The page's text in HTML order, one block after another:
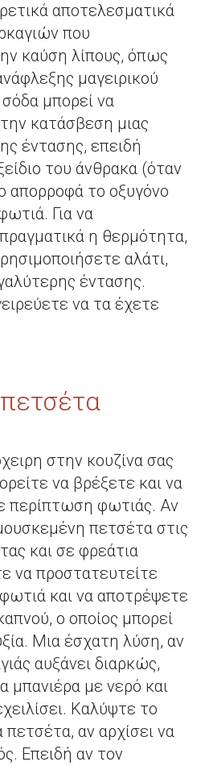
αποτελεσματικά
που
καύση λίπους, όπως
μαγειρικού
μπορεί να
κατάσβεση μιας
έντασης, επειδή
του άνθρακα (όταν
απορροφά το οξυγόνο
Για να
η θερμότητα,
αλάτι,
έντασης.
να τα έχετε
στην κουζίνα σας
να βρέξετε και να
περίπτωση φωτιάς. Αν
πετσέτα στις
και σε φρεάτια
να προστατευτείτε
και να αποτρέψετε
ο οποίος μπορεί
Μια έσχατη λύση, αν
αυξάνει διαρκώς,
μπανιέρα με νερό και
Καλύψτε το
αν αρχίσει να
Επειδή αν τον